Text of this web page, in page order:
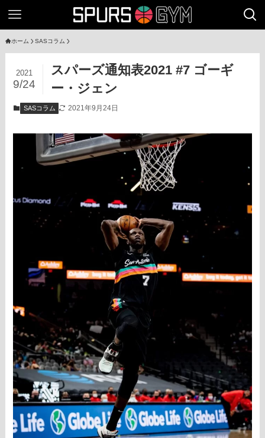
ホーム SASコラム
スパーズ通知表2021 #7 ゴーギ
ー・ジェン
2021
9/24
SASコラム 2021年9月24日